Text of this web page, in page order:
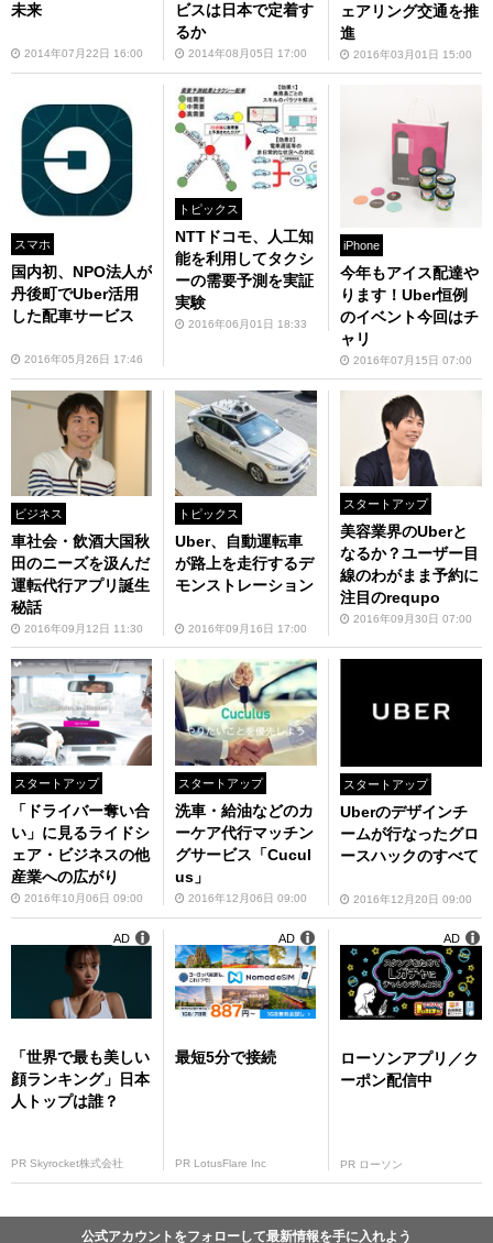
未来
2014年07月22日 16:00
ビスは日本で定着す
るか
2014年08月05日 17:00
ェアリング交通を推
進
2016年03月01日 15:00
スマホ
国内初、NPO法人が
丹後町でUber活用
した配車サービス
2016年05月26日 17:46
トピックス
NTTドコモ、人工知
能を利用してタクシ
ーの需要予測を実証
実験
2016年06月01日 18:33
iPhone
今年もアイス配達や
ります！Uber恒例
のイベント今回はチ
ャリ
2016年07月15日 07:00
ビジネス
車社会・飲酒大国秋
田のニーズを汲んだ
運転代行アプリ誕生
秘話
2016年09月12日 11:30
トピックス
Uber、自動運転車
が路上を走行するデ
モンストレーション
2016年09月16日 17:00
スタートアップ
美容業界のUberと
なるか？ユーザー目
線のわがまま予約に
注目のrequpo
2016年09月30日 07:00
スタートアップ
「ドライバー奪い合
い」に見るライドシ
ェア・ビジネスの他
産業への広がり
2016年10月06日 09:00
スタートアップ
洗車・給油などのカ
ーケア代行マッチン
グサービス「Cucul
us」
2016年12月06日 09:00
スタートアップ
Uberのデザインチ
ームが行なったグロ
ースハックのすべて
2016年12月20日 09:00
「世界で最も美しい
顔ランキング」日本
人トップは誰？
PR Skyrocket株式会社
AD
最短5分で接続
PR LotusFlare Inc
AD
ローソンアプリ／ク
ーポン配信中
PR ローソン
AD
公式アカウントをフォローして最新情報を手に入れよう